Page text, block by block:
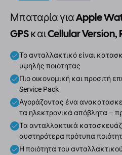
Μπαταρία για Apple
GPS και Cellular
Το ανταλλακτικό είναι
υψηλής ποιότητας
Πιο οικονομική και προσιτή
Service Pack
Αγοράζοντας ένα
τα ηλεκτρονικά απόβλητα –
Τα ανταλλακτικά
αυστηρότερα πρότυπα
Η ποιότητα του